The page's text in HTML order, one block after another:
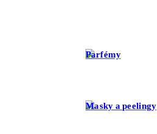
Parfémy
Masky a peelingy